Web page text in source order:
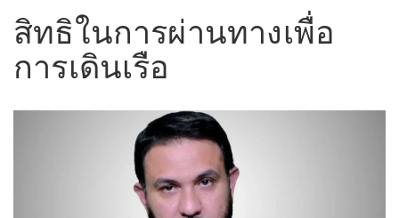
สิทธิในการผ่านทางเพื่อ
การเดินเรือ